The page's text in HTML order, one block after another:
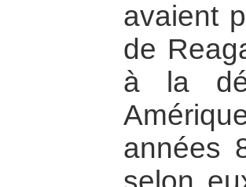
avaient
de
à la
années